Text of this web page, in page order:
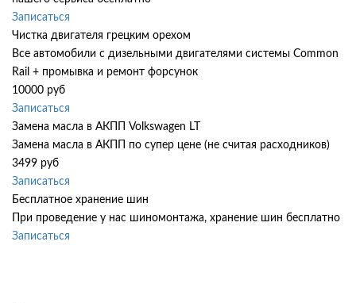
Записаться
Чистка двигателя грецким орехом
Все автомобили c дизельными двигателями системы Common
Rail + промывка и ремонт форсунок
10000 руб
Записаться
Замена масла в АКПП Volkswagen LT
Замена масла в АКПП по супер цене (не считая расходников)
3499 руб
Записаться
Бесплатное хранение шин
При проведение у нас шиномонтажа, хранение шин бесплатно
Записаться